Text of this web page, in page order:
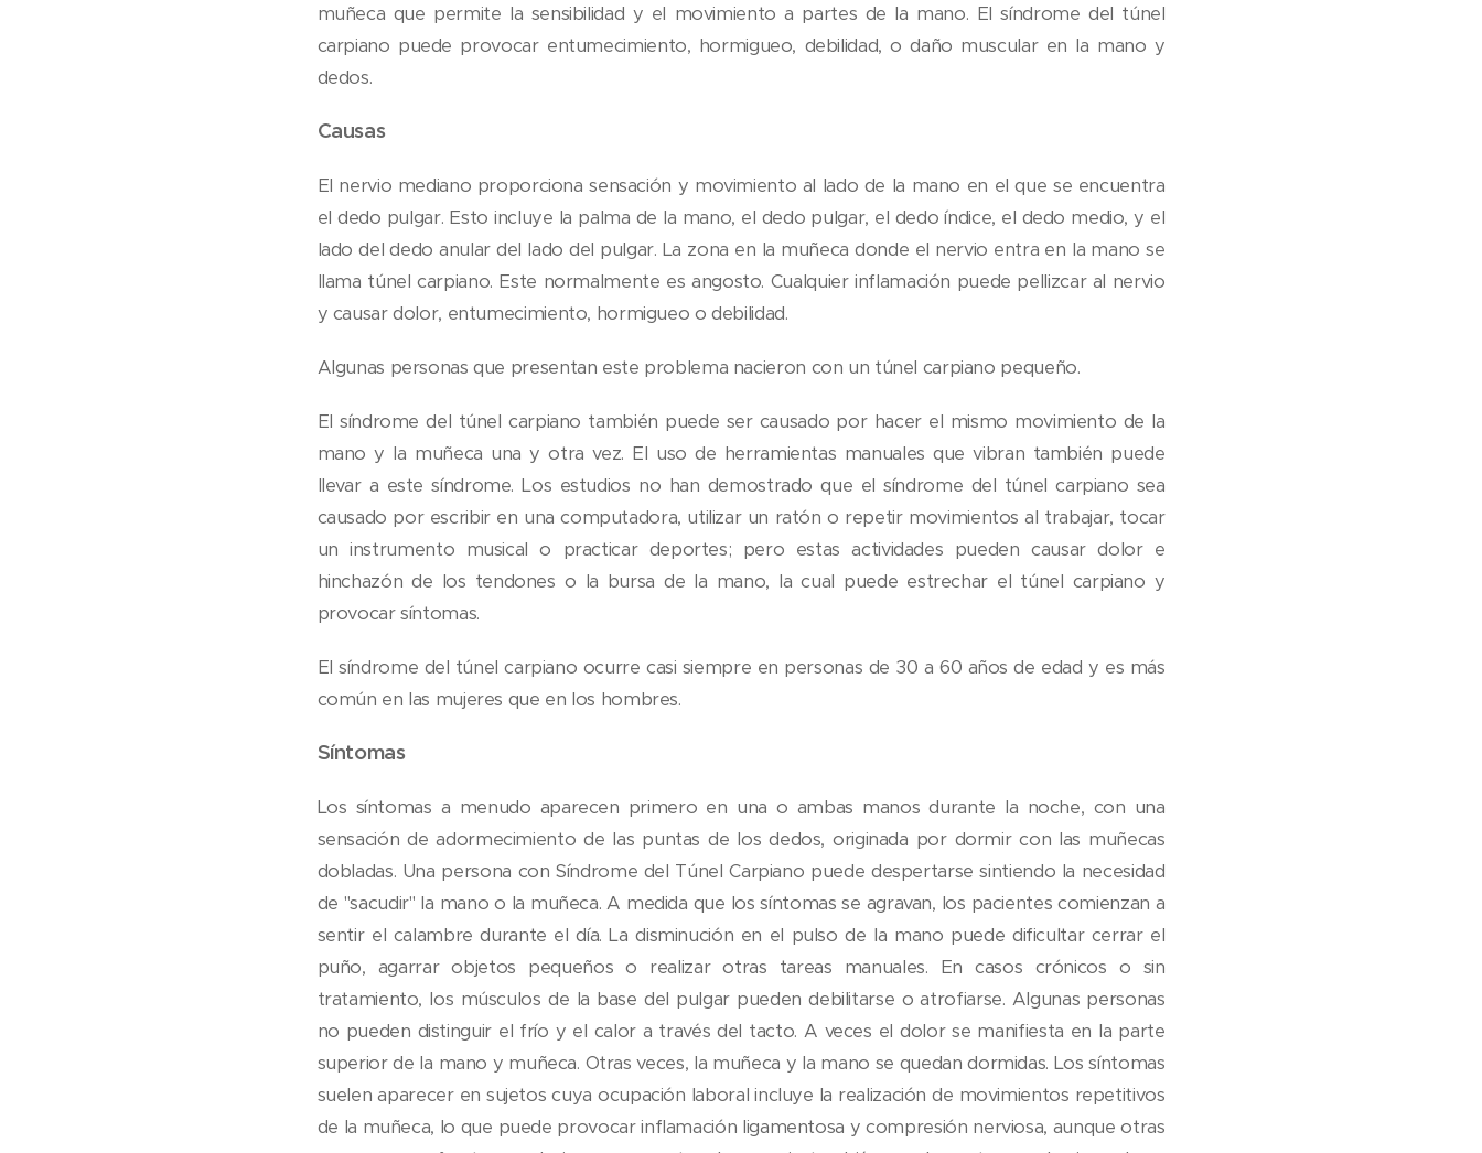
muñeca que permite la sensibilidad y el movimiento a partes de la mano. El síndrome del túnel
carpiano puede provocar entumecimiento, hormigueo, debilidad, o daño muscular en la mano y
dedos.
Causas
El nervio mediano proporciona sensación y movimiento al lado de la mano en el que se encuentra
el dedo pulgar. Esto incluye la palma de la mano, el dedo pulgar, el dedo índice, el dedo medio, y el
lado del dedo anular del lado del pulgar. La zona en la muñeca donde el nervio entra en la mano se
llama túnel carpiano. Este normalmente es angosto. Cualquier inflamación puede pellizcar al nervio
y causar dolor, entumecimiento, hormigueo o debilidad.
Algunas personas que presentan este problema nacieron con un túnel carpiano pequeño.
El síndrome del túnel carpiano también puede ser causado por hacer el mismo movimiento de la
mano y la muñeca una y otra vez. El uso de herramientas manuales que vibran también puede
llevar a este síndrome. Los estudios no han demostrado que el síndrome del túnel carpiano sea
causado por escribir en una computadora, utilizar un ratón o repetir movimientos al trabajar, tocar
un instrumento musical o practicar deportes; pero estas actividades pueden causar dolor e
hinchazón de los tendones o la bursa de la mano, la cual puede estrechar el túnel carpiano y
provocar síntomas.
El síndrome del túnel carpiano ocurre casi siempre en personas de 30 a 60 años de edad y es más
común en las mujeres que en los hombres.
Síntomas
Los síntomas a menudo aparecen primero en una o ambas manos durante la noche, con una
sensación de adormecimiento de las puntas de los dedos, originada por dormir con las muñecas
dobladas. Una persona con Síndrome del Túnel Carpiano puede despertarse sintiendo la necesidad
de "sacudir" la mano o la muñeca. A medida que los síntomas se agravan, los pacientes comienzan a
sentir el calambre durante el día. La disminución en el pulso de la mano puede dificultar cerrar el
puño, agarrar objetos pequeños o realizar otras tareas manuales. En casos crónicos o sin
tratamiento, los músculos de la base del pulgar pueden debilitarse o atrofiarse. Algunas personas
no pueden distinguir el frío y el calor a través del tacto. A veces el dolor se manifiesta en la parte
superior de la mano y muñeca. Otras veces, la muñeca y la mano se quedan dormidas. Los síntomas
suelen aparecer en sujetos cuya ocupación laboral incluye la realización de movimientos repetitivos
de la muñeca, lo que puede provocar inflamación ligamentosa y compresión nerviosa, aunque otras